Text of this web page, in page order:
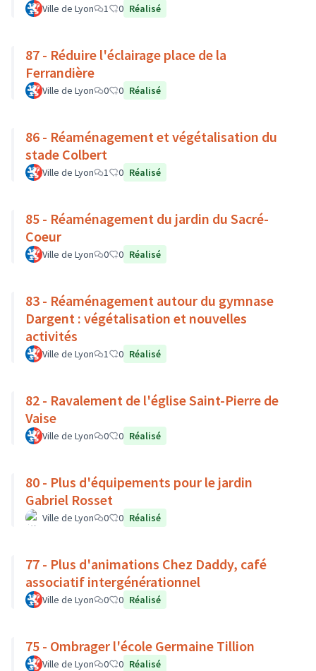
Ville de Lyon 1 0 Réalisé
87 - Réduire l'éclairage place de la
Ferrandière
Ville de Lyon 0 0 Réalisé
86 - Réaménagement et végétalisation du
stade Colbert
Ville de Lyon 1 0 Réalisé
85 - Réaménagement du jardin du Sacré-
Coeur
Ville de Lyon 0 0 Réalisé
83 - Réaménagement autour du gymnase
Dargent : végétalisation et nouvelles
activités
Ville de Lyon 1 0 Réalisé
82 - Ravalement de l'église Saint-Pierre de
Vaise
Ville de Lyon 0 0 Réalisé
80 - Plus d'équipements pour le jardin
Gabriel Rosset
Ville de Lyon 0 0 Réalisé
77 - Plus d'animations Chez Daddy, café
associatif intergénérationnel
Ville de Lyon 0 0 Réalisé
75 - Ombrager l'école Germaine Tillion
Ville de Lyon 0 0 Réalisé